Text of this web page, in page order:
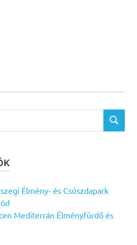
SEARCH
Élmény- és Csúszdapark
Mediterrán Élményfürdő és